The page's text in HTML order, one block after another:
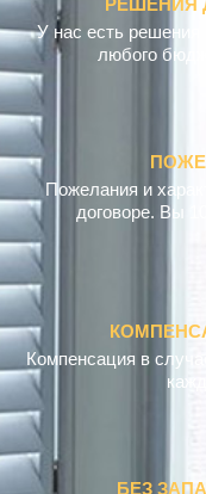
РЕШЕНИЯ
У нас есть
любого
Пожелания и
договоре. Вы
Компенсация в